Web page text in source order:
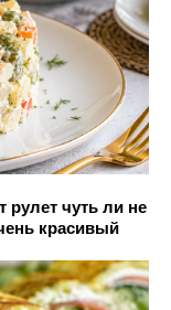
рулет чуть ли не
красивый